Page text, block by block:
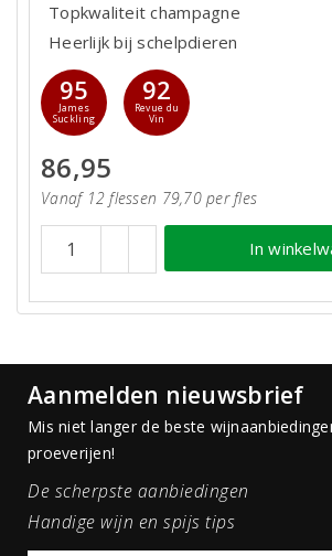
Topkwaliteit champagne
Heerlijk bij schelpdieren
95
James
Suckling
92
Revue du
Vin
86,95
Vanaf 12 flessen 79,70 per fles
In
Aanmelden nieuwsbrief
Mis niet langer de beste
proeverijen!
De scherpste aanbiedingen
Handige wijn en spijs tips